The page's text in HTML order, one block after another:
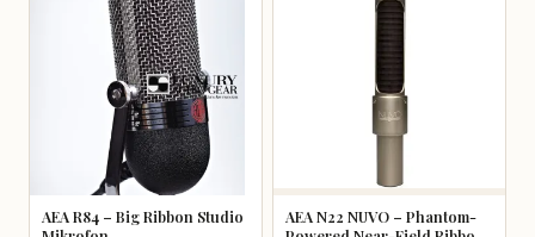
AEA R84 – Big Ribbon Studio
AEA N22 NUVO – Phantom-